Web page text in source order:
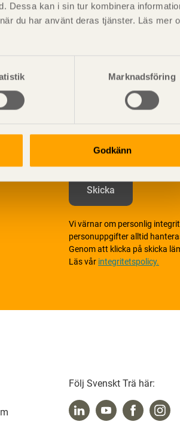
Dessa kan i sin tur kombinera
du har använt deras tjänster. Läs mer
Marknadsföring
Godkänn
Prenumerera på
informationsutskick!
Vi värnar om personlig
personuppgifter alltid
Genom att klicka på skicka
Läs vår integritetspolicy.
Följ Svenskt Trä här: